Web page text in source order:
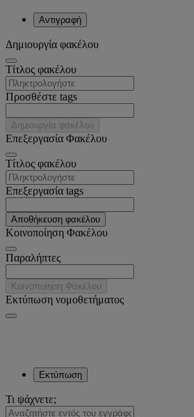
Αντιγραφή
Δημιουργία φακέλου
Tίτλος φακέλου
Προσθέστε tags
Δημιουργία φακέλου
Επεξεργασία Φακέλου
Tίτλος φακέλου
Επεξεργασία tags
Αποθήκευση φακέλου
Κοινοποίηση Φακέλου
Παραλήπτες
Κοινοποίηση Φακέλου
Εκτύπωση νομοθετήματος
Εκτύπωση
Τι ψάχνετε;